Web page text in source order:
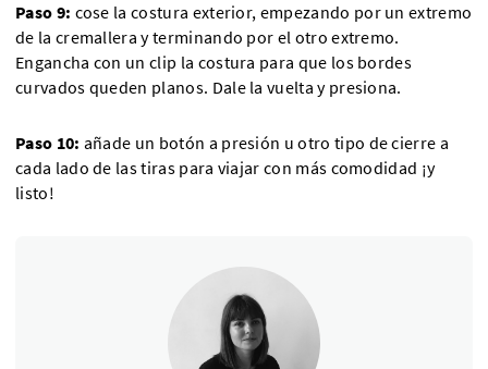
Paso 9: cose la costura exterior, empezando por un extremo
de la cremallera y terminando por el otro extremo.
Engancha con un clip la costura para que los bordes
curvados queden planos. Dale la vuelta y presiona.
Paso 10: añade un botón a presión u otro tipo de cierre a
cada lado de las tiras para viajar con más comodidad ¡y
listo!